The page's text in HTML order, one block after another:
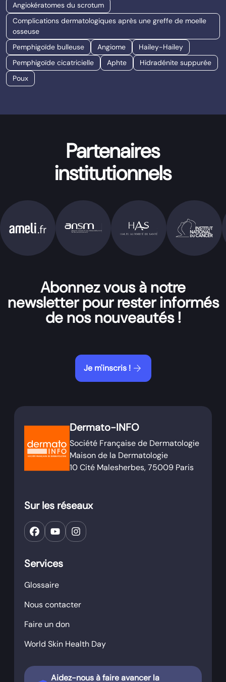
Angiokératomes du scrotum
Complications dermatologiques après une greffe de moelle
osseuse
Pemphigoïde bulleuse
Angiome
Hailey-Hailey
Pemphigoïde cicatricielle
Aphte
Hidradénite suppurée
Poux
Partenaires
institutionnels
Abonnez vous à notre
newsletter pour rester informés
de nos nouveautés !
Je m'inscris ! arrow_forward
Dermato-INFO
Société Française de Dermatologie
Maison de la Dermatologie
10 Cité Malesherbes, 75009 Paris
Sur les réseaux
Services
Glossaire
Nous contacter
Faire un don
World Skin Health Day
Aidez-nous à faire avancer la